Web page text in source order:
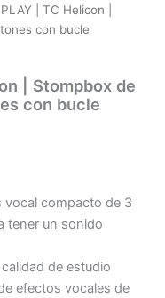
| TC Helicon |
con bucle
| Stompbox de
con bucle
vocal compacto de 3
tener un sonido
de estudio
efectos vocales de